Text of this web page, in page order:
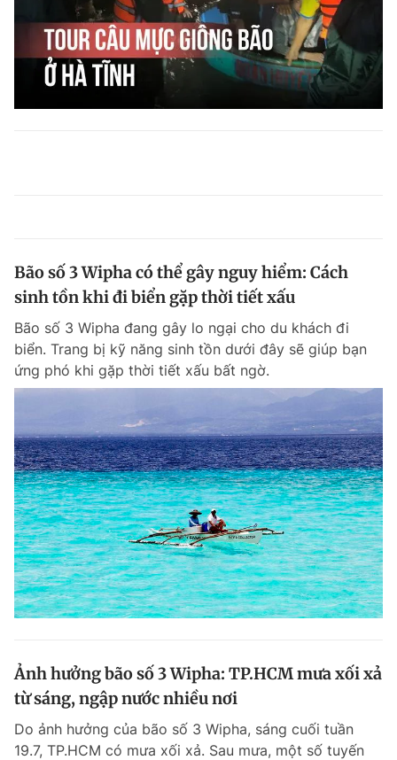
Bão số 3 Wipha có thể gây nguy hiểm: Cách
sinh tồn khi đi biển gặp thời tiết xấu
Bão số 3 Wipha đang gây lo ngại cho du khách đi
biển. Trang bị kỹ năng sinh tồn dưới đây sẽ giúp bạn
ứng phó khi gặp thời tiết xấu bất ngờ.
Ảnh hưởng bão số 3 Wipha: TP.HCM mưa xối xả
từ sáng, ngập nước nhiều nơi
Do ảnh hưởng của bão số 3 Wipha, sáng cuối tuần
19.7, TP.HCM có mưa xối xả. Sau mưa, một số tuyến